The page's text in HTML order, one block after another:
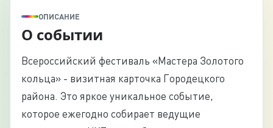
ОПИСАНИЕ
О событии
Всероссийский фестиваль «Мастера Золотого
кольца» - визитная карточка Городецкого
района. Это яркое уникальное событие,
которое ежегодно собирает ведущие